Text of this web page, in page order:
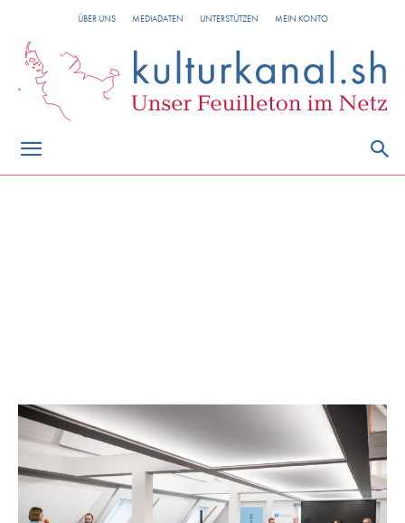
ÜBER UNS MEDIADATEN UNTERSTÜTZEN MEIN KONTO